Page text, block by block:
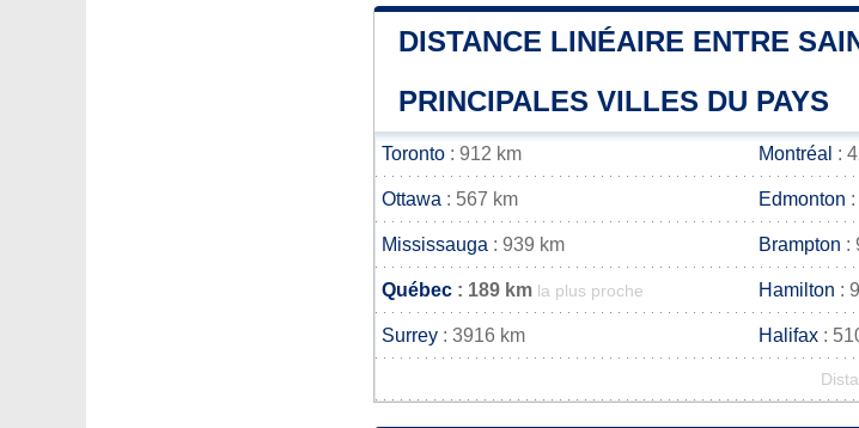
DISTANCE LINÉAIRE ENTRE
PRINCIPALES VILLES DU PAYS
Toronto : 912 km Montréal :
Ottawa : 567 km Edmonton
Mississauga : 939 km Brampton :
Québec : 189 km la plus proche Hamilton :
Surrey : 3916 km Halifax :